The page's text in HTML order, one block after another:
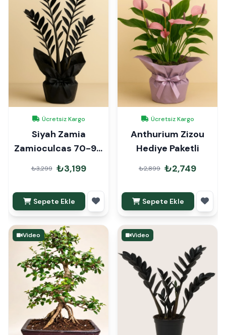
Ücretsiz Kargo
Siyah Zamia
Zamioculcas 70-90
cm Hediye Paketli
₺3,299 ₺3,199
Sepete Ekle
Ücretsiz Kargo
Anthurium Zizou
Hediye Paketli
₺2,899 ₺2,749
Sepete Ekle
Video Video